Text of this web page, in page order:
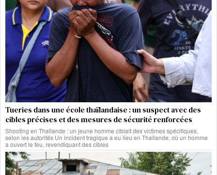
Tueries dans une école thaïlandaise : un suspect avec des
cibles précises et des mesures de sécurité renforcées
Shooting en Thaïlande : un jeune homme ciblait des victimes spécifiques,
selon les autorités Un incident tragique a eu lieu en Thaïlande, où un homme
a ouvert le feu, revendiquant des cibles